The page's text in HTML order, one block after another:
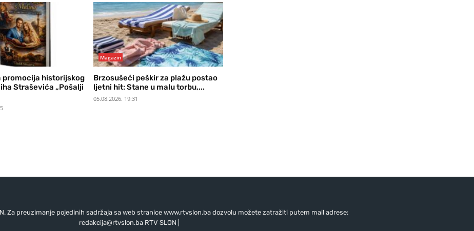
promocija historijskog
Straševića „Pošalji
Magazin
Brzosušeći peškir za plažu postao
ljetni hit: Stane u malu torbu,...
05.08.2026. 19:31
Za preuzimanje pojedinih sadržaja sa web stranice www.rtvslon.ba dozvolu možete zatražiti putem mail adrese:
redakcija@rtvslon.baRTV SLON |